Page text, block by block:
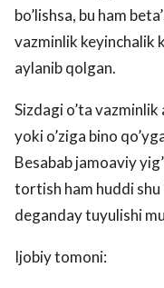
bo’lishsa, bu ham
vazminlik keyinchalik
aylanib qolgan.
Sizdagi o’ta
yoki o’ziga bino
Besabab jamoaviy
tortish ham huddi shu
deganday tuyulishi
Ijobiy tomoni: